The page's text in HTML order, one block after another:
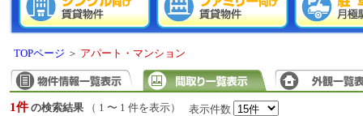
TOPページ ＞ アパート・マンション
1件 の検索結果 （ 1 〜 1 件を表示） 表示件数